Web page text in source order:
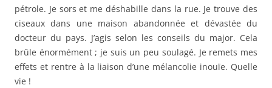
pétrole. Je sors et me déshabille dans la rue. Je trouve des
ciseaux dans une maison abandonnée et dévastée du
docteur du pays. J’agis selon les conseils du major. Cela
brûle énormément ; je suis un peu soulagé. Je remets mes
effets et rentre à la liaison d’une mélancolie inouïe. Quelle
vie !